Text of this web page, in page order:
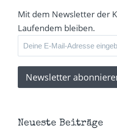
Mit dem Newsletter der
Laufendem bleiben.
Neueste Beiträge